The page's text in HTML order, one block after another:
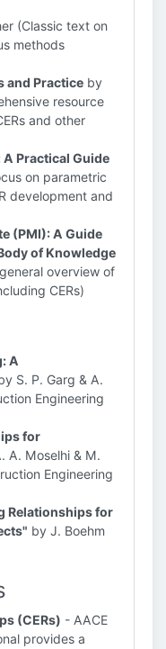
(Classic text on
methods
and Practice by
resource
and other
Practical Guide
on parametric
development and
(PMI): A Guide
of Knowledge
overview of
CERs)
A
S. P. Garg & A.
Engineering
for
A. Moselhi & M.
Engineering
Relationships for
by J. Boehm
(CERs) - AACE
provides a